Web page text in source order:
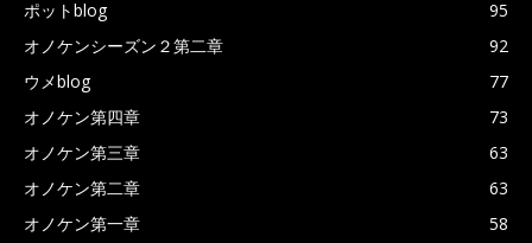
ポットblog
95
オノケンシーズン２第二章
92
ウメblog
77
オノケン第四章
73
オノケン第三章
63
オノケン第二章
63
オノケン第一章
58